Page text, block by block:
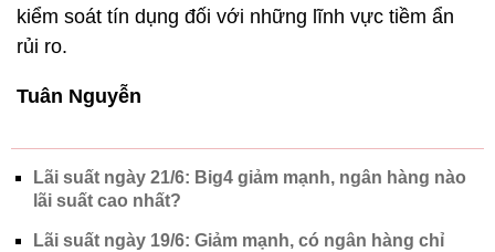
kiểm soát tín dụng đối với những lĩnh vực tiềm ẩn
rủi ro.
Tuân Nguyễn
Lãi suất ngày 21/6: Big4 giảm mạnh, ngân hàng nào
lãi suất cao nhất?
Lãi suất ngày 19/6: Giảm mạnh, có ngân hàng chỉ